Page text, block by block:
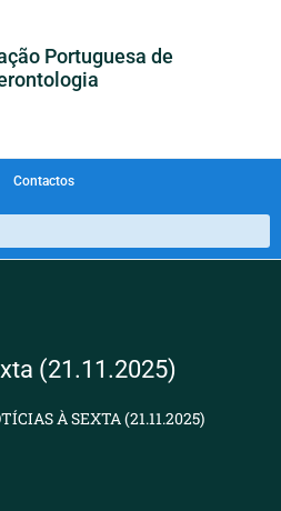
Portuguesa de
Contactos
(21.11.2025)
À SEXTA (21.11.2025)